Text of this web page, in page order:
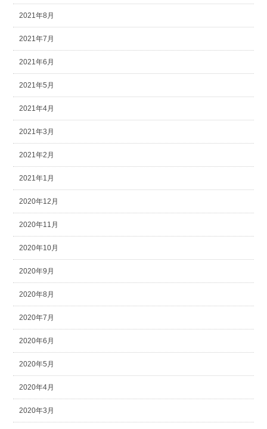
2021年8月
2021年7月
2021年6月
2021年5月
2021年4月
2021年3月
2021年2月
2021年1月
2020年12月
2020年11月
2020年10月
2020年9月
2020年8月
2020年7月
2020年6月
2020年5月
2020年4月
2020年3月